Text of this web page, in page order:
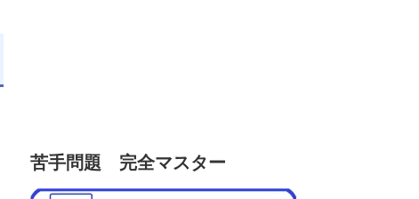
苦手問題 完全マスター